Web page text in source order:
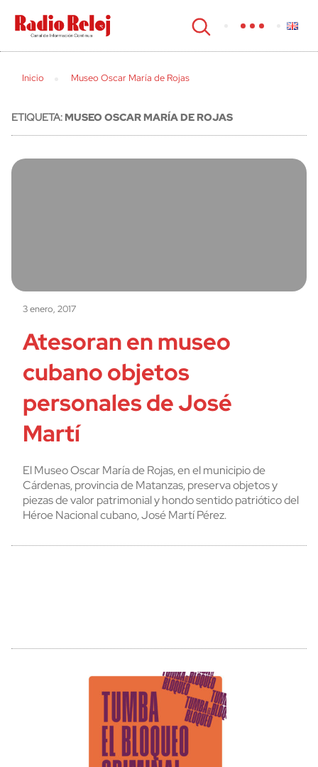
cerrar
Inicio Museo Oscar María de Rojas
ETIQUETA:MUSEO OSCAR MARÍA DE ROJAS
3 enero, 2017
Atesoran en museo
cubano objetos
personales de José
Martí
El Museo Oscar María de Rojas, en el municipio de
Cárdenas, provincia de Matanzas, preserva objetos y
piezas de valor patrimonial y hondo sentido patriótico del
Héroe Nacional cubano, José Martí Pérez.